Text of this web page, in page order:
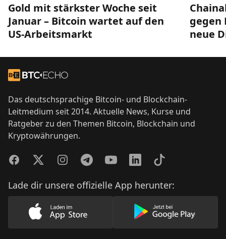
Gold mit stärkster Woche seit
Januar – Bitcoin wartet auf den
US-Arbeitsmarkt
gegen
neue
Zur Startseite
Das deutschsprachige Bitcoin- und Blockchain-
Leitmedium seit 2014. Aktuelle News, Kurse und
Ratgeber zu den Themen Bitcoin, Blockchain und
Kryptowährungen.
FacebookTwitterInstagramTelegramYouTubeLinkedInTikTok
Lade dir unsere offizielle App herunter:
Lade unsere App im AppStore herunter
Lade unsere